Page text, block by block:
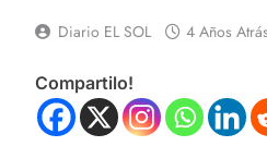
Diario EL SOL 4 Años Atrás
Compartilo!